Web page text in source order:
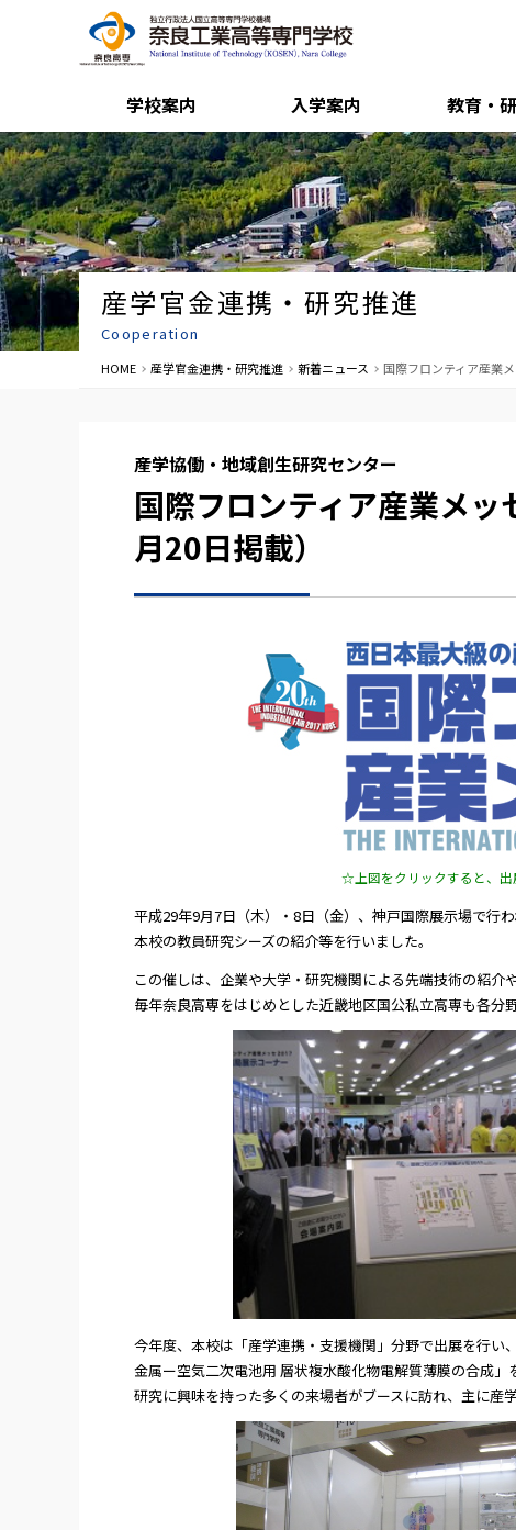
学校案内 入学案内 教育・
産学官金連携・研究推進
Cooperation
HOME 産学官金連携・研究推進 新着ニュース 国際フロンティア産業
産学協働・地域創生研究センター
国際フロンティア産業メ
月20日掲載）
☆上図をクリックすると、出
平成29年9月7日（木）・8日（金）、神戸国際展示場で行
本校の教員研究シーズの紹介等を行いました。
この催しは、企業や大学・研究機関による先端技術の紹介
毎年奈良高専をはじめとした近畿地区国公私立高専も各分
今年度、本校は「産学連携・支援機関」分野で出展を行い
金属ー空気二次電池用 層状複水酸化物電解質薄膜の合成」
研究に興味を持った多くの来場者がブースに訪れ、主に産